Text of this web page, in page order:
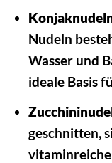
Nudeln
Wasser und
ideale Basis
geschnitten,